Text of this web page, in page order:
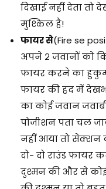
दिखाई नहीं देता
मुश्किल है!
फायर से(Fire se
अपने २ जवानों को
फायर करने का
फायर की हद में
का कोई जवान
पोजीशन पता चल
नहीं आया तो सेक्शन
दो- दो राउंड
दुश्मन की और से